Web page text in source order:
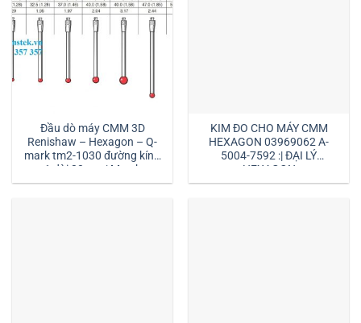
Đầu dò máy CMM 3D
Renishaw – Hexagon – Q-
mark tm2-1030 đường kính
1 dài 30mm:| Mstek
Technology
KIM ĐO CHO MÁY CMM
HEXAGON 03969062 A-
5004-7592 :| ĐẠI LÝ
HEXAGON